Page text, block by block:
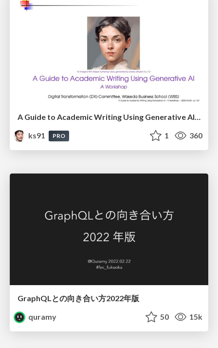
A Guide to Academic Writing Using Generative AI - A Workshop
ks91
PRO 1 360
GraphQLとの向き合い方2022年版
quramy
50 15k